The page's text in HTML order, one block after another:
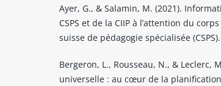
Ayer, G., & Salamin, M. (2021).
CSPS et de la CIIP à l’attention du
suisse de pédagogie spécialisée (CSPS).
Bergeron, L., Rousseau, N., & Leclerc,
universelle : au cœur de la